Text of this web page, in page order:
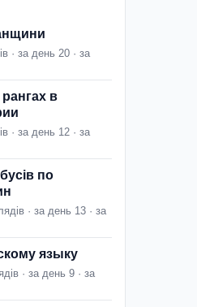
· за день 20 · за
в
· за день 12 · за
по
· за день 13 · за
языку
· за день 9 · за